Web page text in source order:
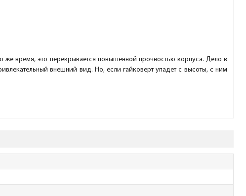
же время, это перекрывается повышенной прочностью корпуса. Дело в
внешний вид. Но, если гайковерт упадет с высоты, с ним